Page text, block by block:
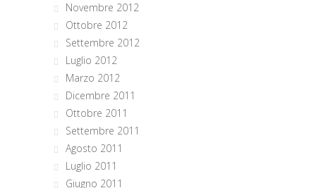
Novembre 2012
Ottobre 2012
Settembre 2012
Luglio 2012
Marzo 2012
Dicembre 2011
Ottobre 2011
Settembre 2011
Agosto 2011
Luglio 2011
Giugno 2011